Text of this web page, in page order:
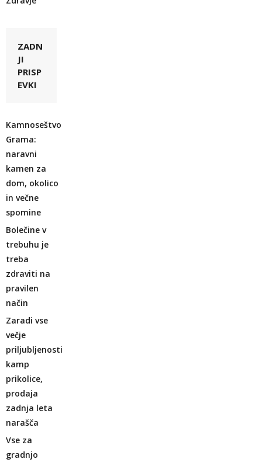
ZADN
JI
PRISP
EVKI
Kamnoseštvo
Grama:
naravni
kamen za
dom, okolico
in večne
spomine
Bolečine v
trebuhu je
treba
zdraviti na
pravilen
način
Zaradi vse
večje
priljubljenosti
kamp
prikolice,
prodaja
zadnja leta
narašča
Vse za
gradnjo